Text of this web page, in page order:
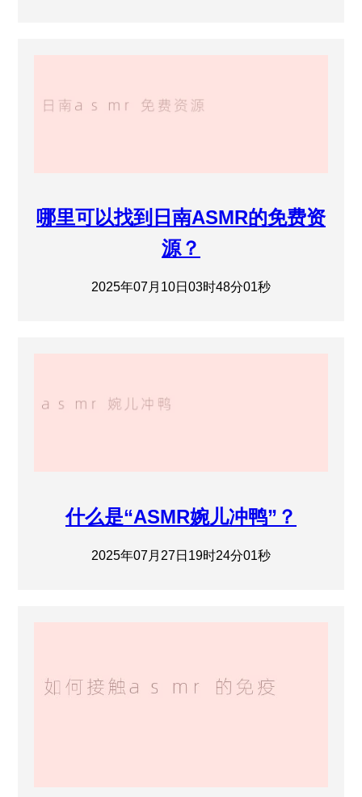
哪里可以找到日南ASMR的免费资
源？
2025年07月10日03时48分01秒
什么是“ASMR婉儿冲鸭”？
2025年07月27日19时24分01秒